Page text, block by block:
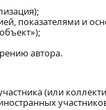
показателями и
автора.
(или